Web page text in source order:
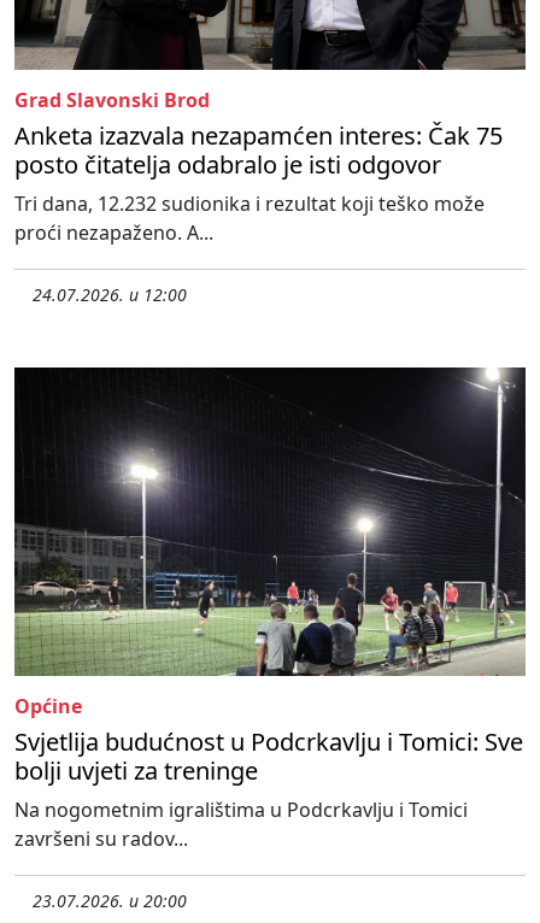
Grad Slavonski Brod
Anketa izazvala nezapamćen interes: Čak 75
posto čitatelja odabralo je isti odgovor
Tri dana, 12.232 sudionika i rezultat koji teško može
proći nezapaženo. A...
24.07.2026. u 12:00
Općine
Svjetlija budućnost u Podcrkavlju i Tomici: Sve
bolji uvjeti za treninge
Na nogometnim igralištima u Podcrkavlju i Tomici
završeni su radov...
23.07.2026. u 20:00